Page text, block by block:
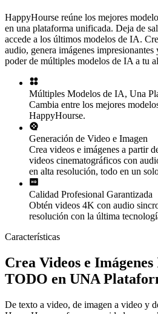
HappyHourse reúne los mejores
en una plataforma unificada. Deja de
accede a los últimos modelos de IA.
audio, genera imágenes
poder de múltiples modelos de IA a tu
Múltiples Modelos de IA, Una
Cambia entre los mejores
HappyHourse.
Generación de Video e Imagen
Crea videos e imágenes a partir
videos cinematográficos con
en alta resolución, todo en un
Calidad Profesional Garantizada
Obtén videos 4K con audio
resolución con la última
Características
Crea Videos e
TODO en UNA
De texto a video, de imagen a video y